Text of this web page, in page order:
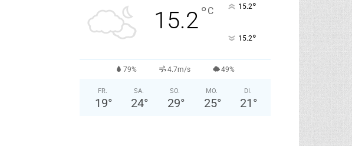
15.2°C 15.2°
15.2°
79% 4.7m/s 49%
FR.
19°
SA.
24°
SO.
29°
MO.
25°
DI.
21 °